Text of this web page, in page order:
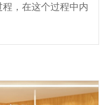
，在这个过程中内
.......